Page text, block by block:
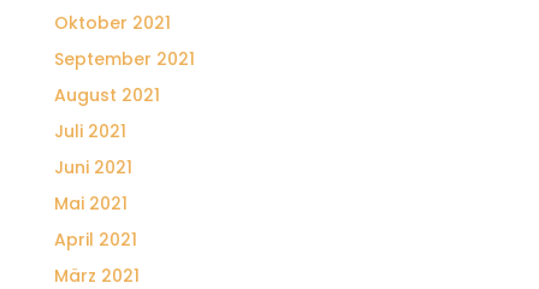
Oktober 2021
September 2021
August 2021
Juli 2021
Juni 2021
Mai 2021
April 2021
März 2021